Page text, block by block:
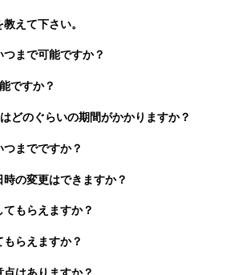
えて下さい。
まで可能ですか？
ですか？
どのぐらいの期間がかかりますか？
までですか？
の変更はできますか？
もらえますか？
らえますか？